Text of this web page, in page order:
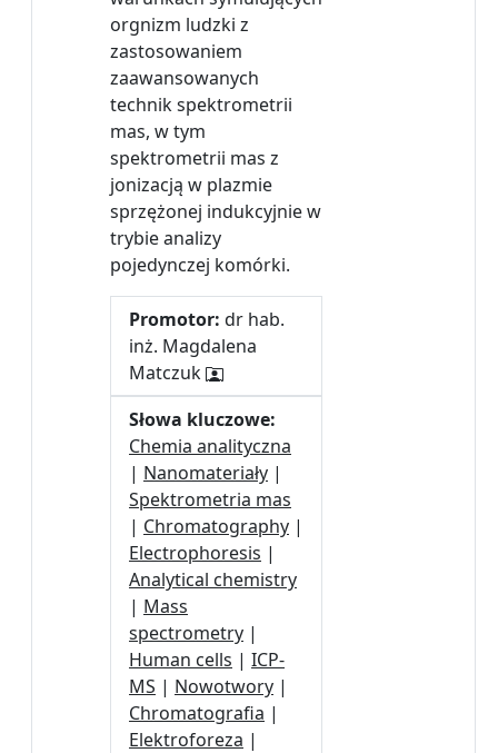
orgnizm ludzki z
zastosowaniem
zaawansowanych
technik spektrometrii
mas, w tym
spektrometrii mas z
jonizacją w plazmie
sprzężonej indukcyjnie w
trybie analizy
pojedynczej komórki.
Promotor: dr hab.
inż. Magdalena
Matczuk
Słowa kluczowe:
Chemia analityczna
| Nanomateriały |
Spektrometria mas
| Chromatography |
Electrophoresis |
Analytical chemistry
| Mass
spectrometry |
Human cells | ICP-
MS | Nowotwory |
Chromatografia |
Elektroforeza |